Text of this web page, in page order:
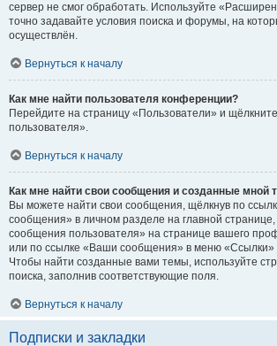
сервер не смог обработать. Используйте
точно задавайте условия поиска и форумы, на
осуществлён.
Вернуться к началу
Как мне найти пользователя конференции?
Перейдите на страницу «Пользователи» и
пользователя».
Вернуться к началу
Как мне найти свои сообщения и созданные мной
Вы можете найти свои сообщения, щёлкнув по
сообщения» в личном разделе на главной
сообщения пользователя» на странице вашего
или по ссылке «Ваши сообщения» в меню «Ссылки»
Чтобы найти созданные вами темы, используйте
поиска, заполнив соответствующие поля.
Вернуться к началу
Подписки и закладки